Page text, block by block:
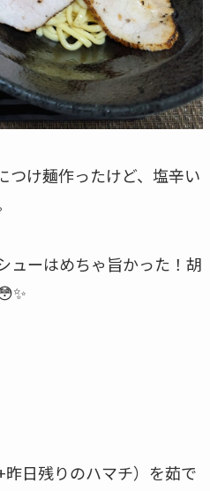
つけ麺作ったけど、塩辛い
ューはめちゃ旨かった！胡
日残りのハマチ）を茹で